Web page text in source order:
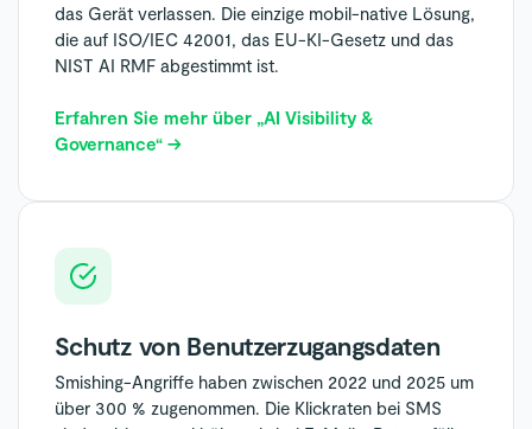
das Gerät verlassen. Die einzige mobil-native Lösung,
die auf ISO/IEC 42001, das EU-KI-Gesetz und das
NIST AI RMF abgestimmt ist.
Erfahren Sie mehr über „AI Visibility &
Governance“ →
Schutz von Benutzerzugangsdaten
Smishing-Angriffe haben zwischen 2022 und 2025 um
über 300 % zugenommen. Die Klickraten bei SMS